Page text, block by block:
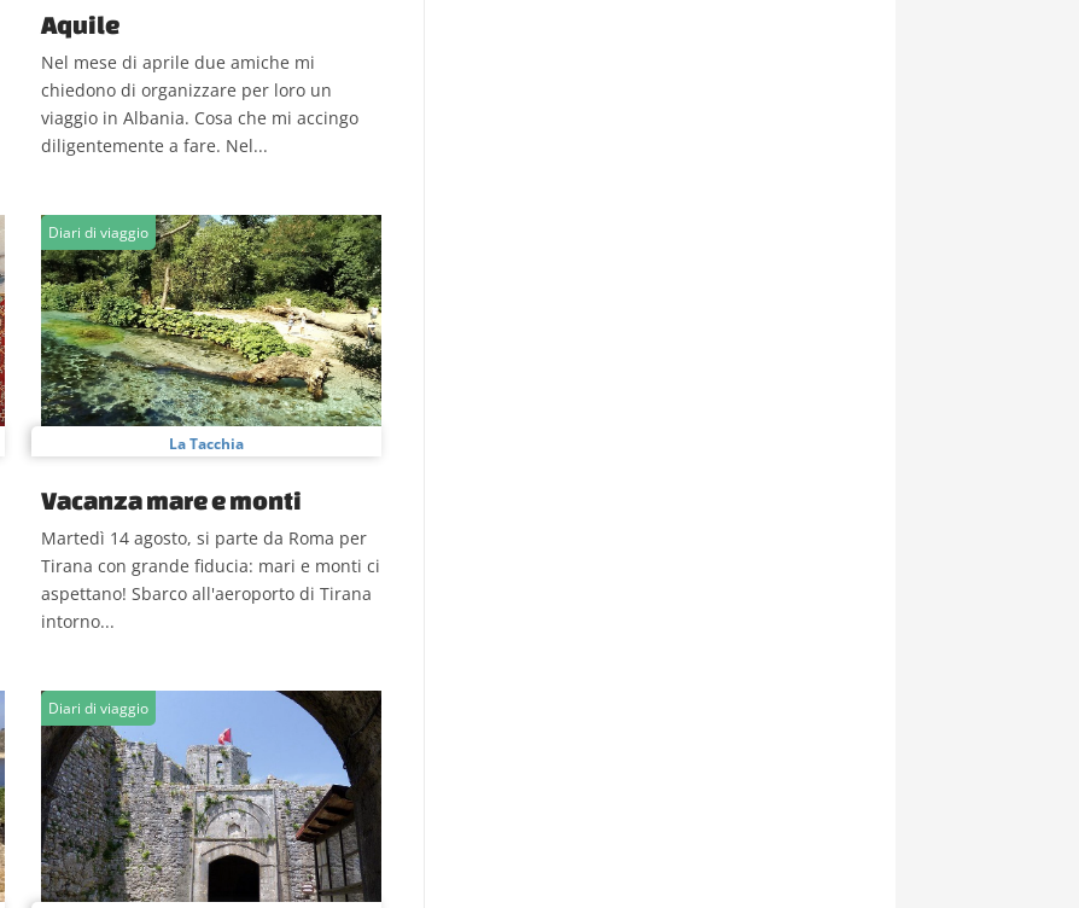
Aquile
Nel mese di aprile due amiche mi
chiedono di organizzare per loro un
viaggio in Albania. Cosa che mi accingo
diligentemente a fare. Nel...
Diari di viaggio
La Tacchia
Vacanza mare e monti
Martedì 14 agosto, si parte da Roma per
Tirana con grande fiducia: mari e monti ci
aspettano! Sbarco all'aeroporto di Tirana
intorno...
Diari di viaggio